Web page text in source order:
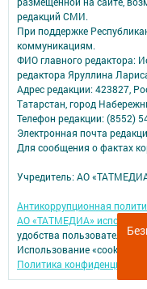
редакций СМИ.
При поддержке
коммуникациям.
ФИО главного редактора:
редактора Яруллина
Адрес редакции: 423827,
Татарстан, город
Телефон редакции: (8552)
Электронная почта
Для сообщения о фактах
Учредитель: АО
Антикоррупционная
АО «ТАТМЕДИА» использует
удобства пользователей
Использование «cookie»
Политика